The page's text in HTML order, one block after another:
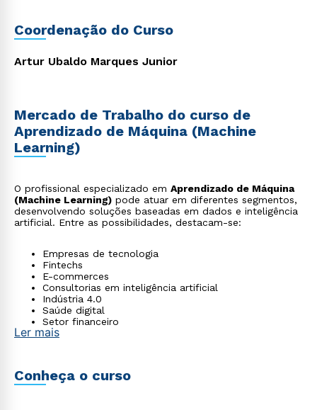
Coordenação do Curso
Artur Ubaldo Marques Junior
Mercado de Trabalho do curso de
Aprendizado de Máquina (Machine
Learning)
O profissional especializado em Aprendizado de Máquina
(Machine Learning) pode atuar em diferentes segmentos,
desenvolvendo soluções baseadas em dados e inteligência
artificial. Entre as possibilidades, destacam-se:
Empresas de tecnologia
Fintechs
E-commerces
Consultorias em inteligência artificial
Indústria 4.0
Saúde digital
Setor financeiro
Marketing analytics
Ler mais
Conheça o curso